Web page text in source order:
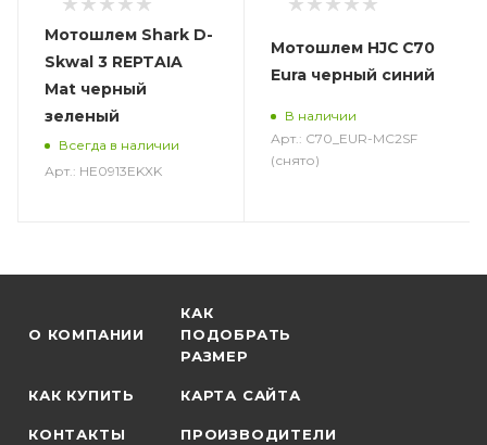
Мотошлем Shark D-
Skwal 3 REPTAIA
Mat черный
зеленый
Всегда в наличии
Арт.: HE0913EKXK
Мотошлем HJC C70
Eura черный синий
В наличии
Арт.: C70_EUR-MC2SF
(снято)
О КОМПАНИИ
КАК
ПОДОБРАТЬ
РАЗМЕР
КАК КУПИТЬ КАРТА САЙТА
КОНТАКТЫ ПРОИЗВОДИТЕЛИ